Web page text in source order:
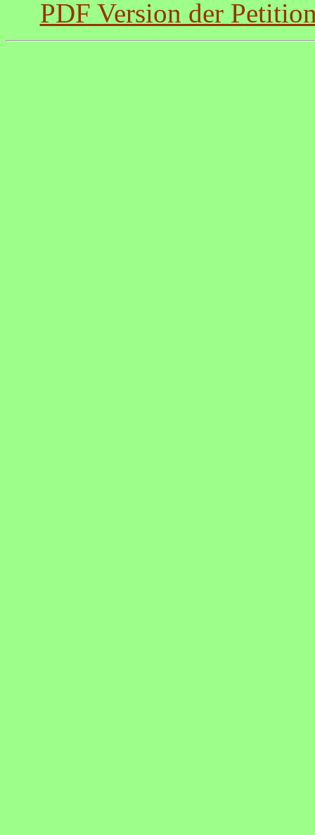
PDF Version der